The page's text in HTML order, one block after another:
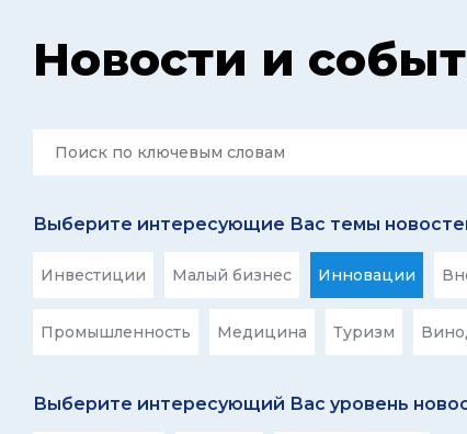
Новости и
Выберите интересующие Вас темы
Инвестиции Малый бизнес Инновации
Промышленность Медицина Туризм
Выберите интересующий Вас уровень